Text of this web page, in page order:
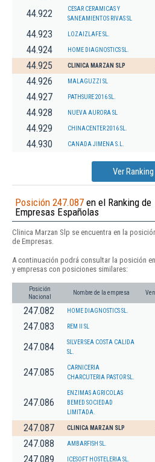
44.922
CESAR CERAMICAS Y
SANEAMIENTOS RIVAS SL
44.923 LOZAIZLAFE SL.
44.924 HOME DIAGNOSTICS SL.
44.925 CLINICA MARZAN SLP
44.926 MALAGUZZI SL
44.927 PATHSURE 2016 SL.
44.928 NUEVA AURORA SL
44.929 CHINACENTER 2016 SL.
44.930 CANADA JIMENA S.L.
Ver
Posición 247.087 en el Ranking de
Empresas Españolas
Clinica Marzan Slp se encuentra en la
de Empresas.
A continuación podrá consultar la posición
y empresas con posiciones similares:
Posición
Nacional
Nombre de la empresa
247.082 HOME DIAGNOSTICS SL.
247.083 REM II SL
247.084
SILVER SEA COSTA CALIDA
SL.
247.085
CARNICERIA
CHARCUTERIA PASTOR SL.
247.086
ENZIMAS AGRICOLAS
BEMED SOCIEDAD
LIMITADA.
247.087 CLINICA MARZAN SLP
247.088 AMBARFISH SL.
247.089 ICESOFT HOSTELERIA SL.